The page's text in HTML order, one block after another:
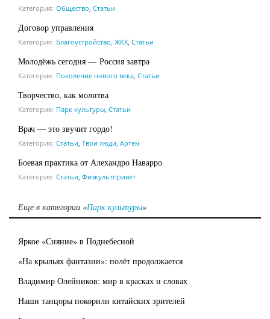
Категория: Общество Статьи
Договор управления
Категория: Благоустройство, ЖКХ Статьи
Молодёжь сегодня — Россия завтра
Категория: Поколение нового века Статьи
Творчество, как молитва
Категория: Парк культуры Статьи
Врач — это звучит гордо!
Категория: Статьи Твои люди, Артем
Боевая практика от Алехандро Наварро
Категория: Статьи Физкультпривет
Еще в категории «Парк культуры»
Яркое «Сияние» в Поднебесной
«На крыльях фантазии»: полёт продолжается
Владимир Олейников: мир в красках и словах
Наши танцоры покорили китайских зрителей